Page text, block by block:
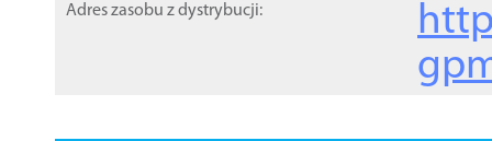
Adres zasobu z dystrybucji: